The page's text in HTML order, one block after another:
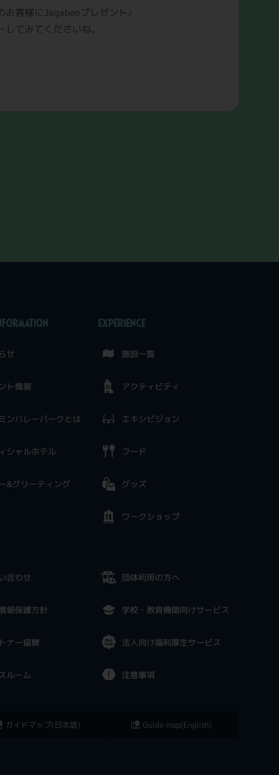
お客様にJagabeeプレゼント♪
てみてくださいね。
せ
ト情報
ンバレーパークとは
シャルホテル
&グリーティング
EXPERIENCE
施設一覧
アクティビティ
エキシビジョン
フード
グッズ
ワークショップ
合わせ
報保護方針
ナー協賛
ルーム
団体利用の方へ
学校・教育機関向けサービス
法人向け福利厚生サービス
注意事項
ガイドマップ(日本語) Guide map(English)